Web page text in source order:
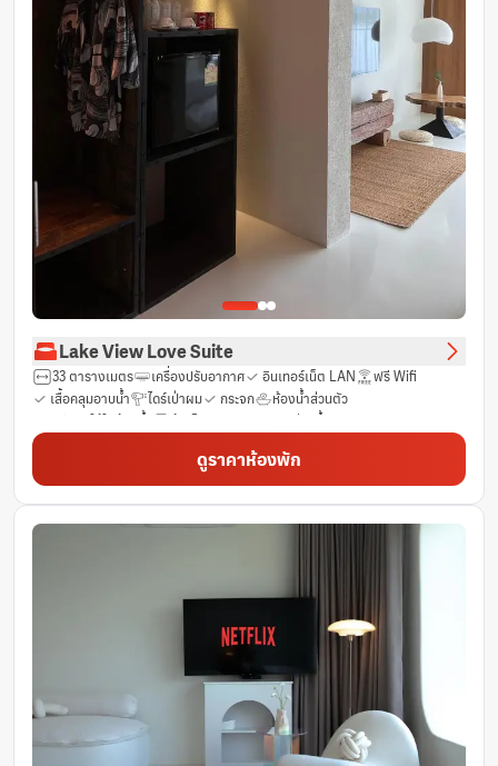
Lake View Love Suite
33 ตารางเมตร เครื่องปรับอากาศ อินเทอร์เน็ต LAN
ฟรี Wifi
เสื้อคลุมอาบน้ำ
ไดร์เป่าผม กระจก
ห้องน้ำส่วนตัว
ฟรีของใช้ในห้องน้ำ
ผ้าเช็ดตัว
บริการสระว่ายน้ำ
เตาเสียบปลั๊กไฟใกล้หัวเตียง
เครื่องดื่มแอลกอฮอล์
น้ำดื่มบรรจุขวด (ฟรี)
กาแฟสำเร็จรูป (ฟรี) มินิบาร์ ตู้เย็น
แก้วไวน์
ห้องพักชั้นล่าง
พื้นที่นั่งเล่น โซฟา ถังขยะ หน้าต่าง
ตู้เสื้อผ้า
เครื่องปรับอากาศส่วนตัว
ราวแขวนเสื้อ
ห้องปลอดบุหรี่
ดูราคาห้องพัก